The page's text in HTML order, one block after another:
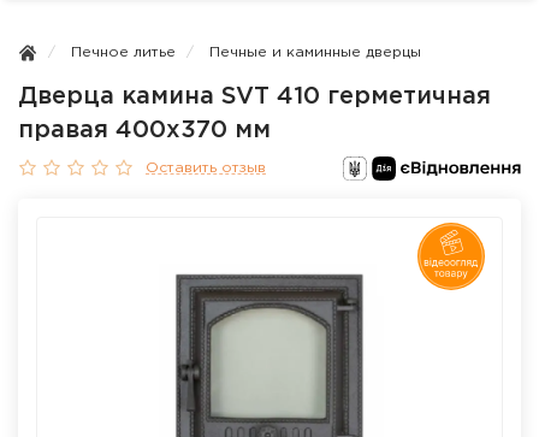
Печное литье Печные и каминные дверцы
Дверца камина SVT 410 герметичная
правая 400х370 мм
Оставить отзыв